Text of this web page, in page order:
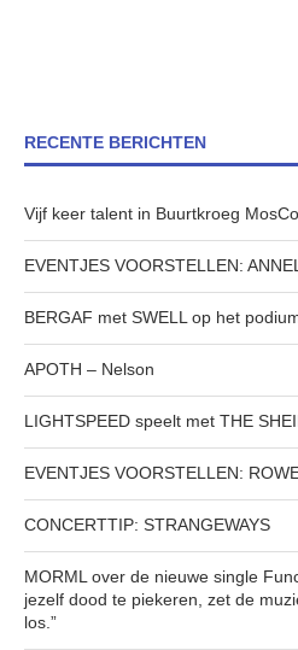
RECENTE BERICHTEN
Vijf keer talent in Buurtkroeg
EVENTJES VOORSTELLEN:
BERGAF met SWELL op het
APOTH – Nelson
LIGHTSPEED speelt met THE
EVENTJES VOORSTELLEN:
CONCERTTIP: STRANGEWAYS
MORML over de nieuwe single
jezelf dood te piekeren, zet de
los.”